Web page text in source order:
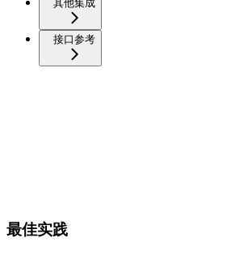
其他集成
接口参考
最佳实践